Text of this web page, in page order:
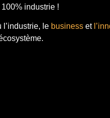
industrie !
le businesset